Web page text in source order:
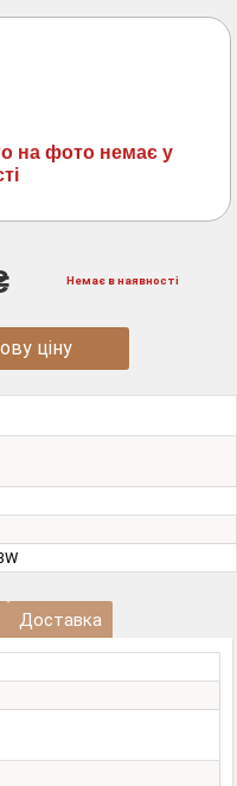
на фото немає у
Немає в наявності
ціну
Доставка